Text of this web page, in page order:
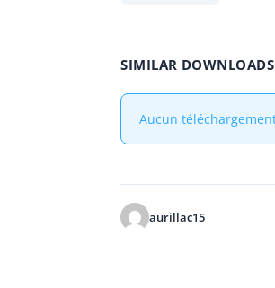
SIMILAR DOWNLOADS
Aucun
aurillac15